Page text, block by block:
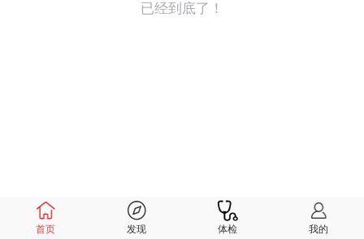
已经到底了！
首页 发现 体检 我的